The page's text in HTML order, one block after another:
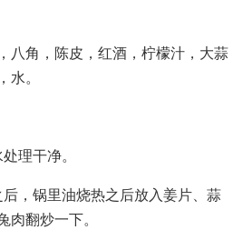
八角，陈皮，红酒，柠檬汁，大蒜
水。
理干净。
，锅里油烧热之后放入姜片、蒜
肉翻炒一下。